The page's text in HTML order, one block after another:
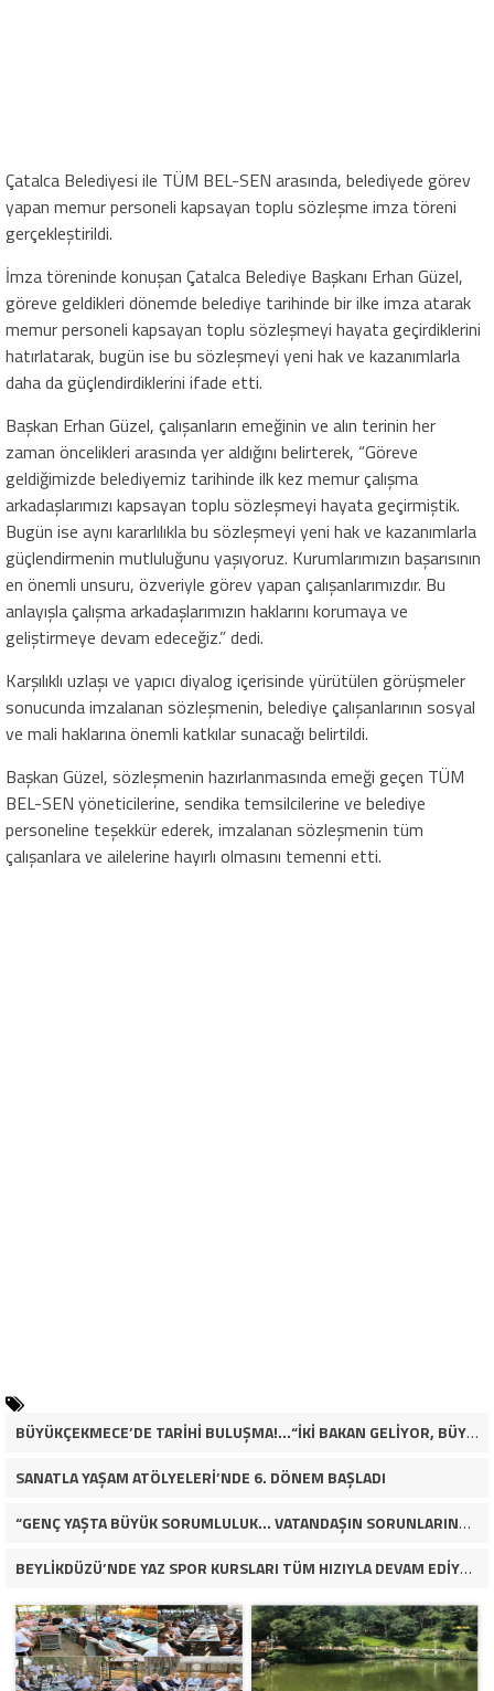
Çatalca Belediyesi ile TÜM BEL-SEN arasında, belediyede görev
yapan memur personeli kapsayan toplu sözleşme imza töreni
gerçekleştirildi.
İmza töreninde konuşan Çatalca Belediye Başkanı Erhan Güzel,
göreve geldikleri dönemde belediye tarihinde bir ilke imza atarak
memur personeli kapsayan toplu sözleşmeyi hayata geçirdiklerini
hatırlatarak, bugün ise bu sözleşmeyi yeni hak ve kazanımlarla
daha da güçlendirdiklerini ifade etti.
Başkan Erhan Güzel, çalışanların emeğinin ve alın terinin her
zaman öncelikleri arasında yer aldığını belirterek, “Göreve
geldiğimizde belediyemiz tarihinde ilk kez memur çalışma
arkadaşlarımızı kapsayan toplu sözleşmeyi hayata geçirmiştik.
Bugün ise aynı kararlılıkla bu sözleşmeyi yeni hak ve kazanımlarla
güçlendirmenin mutluluğunu yaşıyoruz. Kurumlarımızın başarısının
en önemli unsuru, özveriyle görev yapan çalışanlarımızdır. Bu
anlayışla çalışma arkadaşlarımızın haklarını korumaya ve
geliştirmeye devam edeceğiz.” dedi.
Karşılıklı uzlaşı ve yapıcı diyalog içerisinde yürütülen görüşmeler
sonucunda imzalanan sözleşmenin, belediye çalışanlarının sosyal
ve mali haklarına önemli katkılar sunacağı belirtildi.
Başkan Güzel, sözleşmenin hazırlanmasında emeği geçen TÜM
BEL-SEN yöneticilerine, sendika temsilcilerine ve belediye
personeline teşekkür ederek, imzalanan sözleşmenin tüm
çalışanlara ve ailelerine hayırlı olmasını temenni etti.
BÜYÜKÇEKMECE’DE TARİHİ BULUŞMA!…“İKİ BAKAN GELİYOR, BÜYÜKÇEKMECE’NİN ADLİYE KADERİ DEĞİŞECEK Mİ?”
SANATLA YAŞAM ATÖLYELERİ’NDE 6. DÖNEM BAŞLADI
“GENÇ YAŞTA BÜYÜK SORUMLULUK… VATANDAŞIN SORUNLARINA ÇÖZÜM ARIYOR!”
BEYLİKDÜZÜ’NDE YAZ SPOR KURSLARI TÜM HIZIYLA DEVAM EDİYOR